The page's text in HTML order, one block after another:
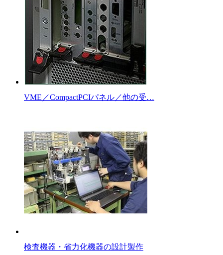
VME／CompactPCIパネル／他の受…
検査機器・省力化機器の設計製作